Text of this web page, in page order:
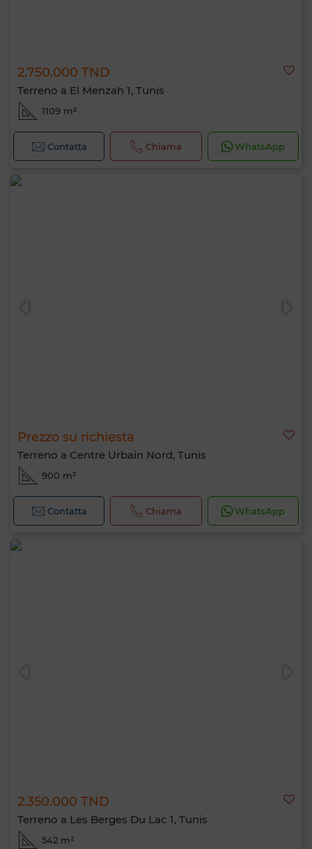
2.750.000 TND
Terreno a El Menzah 1, Tunis
1109 m²
Contatta Chiama WhatsApp
Prezzo su richiesta
Terreno a Centre Urbain Nord, Tunis
900 m²
Contatta Chiama WhatsApp
2.350.000 TND
Terreno a Les Berges Du Lac 1, Tunis
542 m²